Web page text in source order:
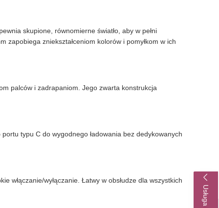
skupione, równomierne światło, aby w pełni
zapobiega zniekształceniom kolorów i pomyłkom w ich
palców i zadrapaniom. Jego zwarta konstrukcja
typu C do wygodnego ładowania bez dedykowanych
włączanie/wyłączanie. Łatwy w obsłudze dla wszystkich